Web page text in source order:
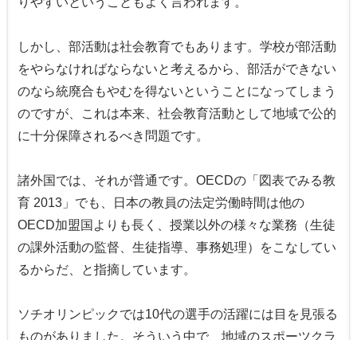
しかし、部活動は社会教育でもあります。学校が部活動
をやらなければならないと考えるから、部活ができない
のなら統廃合もやむを得ないということになってしまう
のですが、これは本来、社会教育活動として地域で公的
に十分保障されるべき問題です。
諸外国では、それが普通です。OECDの「図表でみる教
育 2013」でも、日本の教員の法定労働時間は他の
OECD加盟国よりも長く、授業以外の様々な業務（生徒
の課外活動の監督、生徒指導、事務処理）をこなしてい
るからだ、と指摘しています。
ソチオリンピックでは10代の選手の活躍には目を見張る
ものがありました。そういう中で、地域のスポーツクラ